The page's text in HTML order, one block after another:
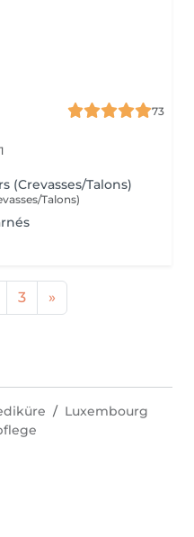
73
(Crevasses/Talons)
Talons)
3 »
Luxembourg